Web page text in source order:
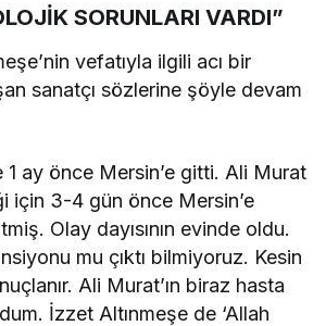
SORUNLARI VARDI”
vefatıyla ilgili acı bir
sanatçı sözlerine şöyle devam
1 ay önce Mersin’e gitti. Ali Murat
için 3-4 gün önce Mersin’e
Olay dayısının evinde oldu.
mu çıktı bilmiyoruz. Kesin
Ali Murat’ın biraz hasta
İzzet Altınmeşe de ‘Allah